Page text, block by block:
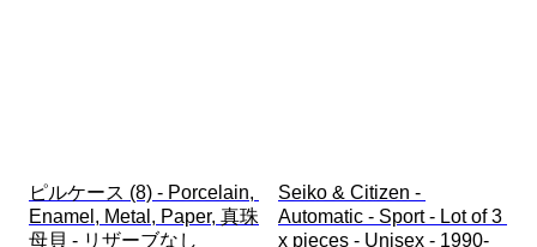
ピルケース (8) - Porcelain,
Enamel, Metal, Paper, 真珠
母貝 - リザーブなし
Seiko & Citizen -
Automatic - Sport - Lot of 3
x pieces - Unisex - 1990-